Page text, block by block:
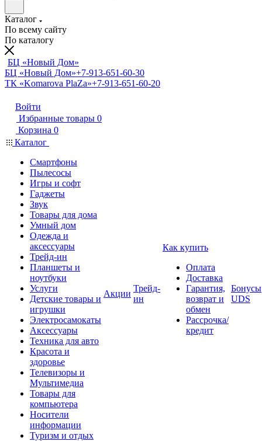
Каталог
По всему сайту
По каталогу
БЦ «Новый Дом»
БЦ «Новый Дом»+7-913-651-60-30
ТК «Komarova PlaZa»+7-913-651-60-20
Войти
Избранные товары 0
Корзина 0
Каталог
Смартфоны
Пылесосы
Игры и софт
Гаджеты
Звук
Товары для дома
Умный дом
Одежда и
аксессуары
Трейд-ин
Планшеты и
ноутбуки
Услуги
Детские товары и
игрушки
Электросамокаты
Аксессуары
Техника для авто
Красота и
здоровье
Телевизоры и
Мультимедиа
Товары для
компьютера
Носители
информации
Туризм и отдых
Акции
Трейд-
ин
Как купить
Оплата
Доставка
Гарантия,
возврат и
обмен
Рассрочка/
кредит
Бонусы
UDS